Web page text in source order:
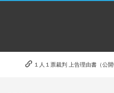
１人１票裁判 上告理由書（公開